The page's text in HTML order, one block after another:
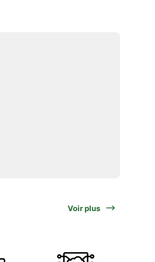
Voir plus